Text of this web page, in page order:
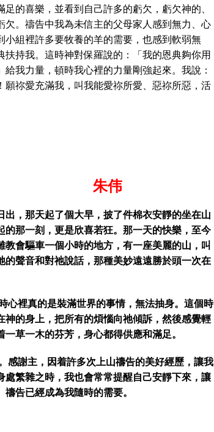
的喜樂，並看到自己許多的虧欠，虧欠神的、
。禱告中我為未信主的父母家人感到無力、心
組裡許多要牧養的羊的需要，也感到軟弱無
持我。這時神對保羅說的：「我的恩典夠你用
我力量，頓時我心裡的力量剛強起來。我說：
祢愛充滿我，叫我能愛祢所愛、惡祢所惡，活
朱伟
，那天起了個大早，披了件棉衣安靜的坐在山
那一刻，更是欣喜若狂。那一天的快樂，至今
會驅車一個小時的地方，有一座美麗的山，叫
聲音和對祂說話，那種美妙遠遠勝於頭一次在
裡真的是裝滿世界的事情，無法抽身。這個時
的身上，把所有的煩惱向祂傾訴，然後感覺輕
草一木的芬芳，身心都得供應和滿足。
謝主，因着許多次上山禱告的美好經歷，讓我
繁雜之時，我也會常常提醒自己安靜下來，讓
告已經成為我隨時的需要。